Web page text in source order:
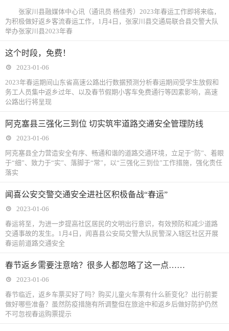
张家川县融媒体中心讯（通讯员 杨佳秀）2023年春运工作即将来临，
为积极做好返乡客流春运工作，1月4日，张家川县交通局联合县交警大队
举办张家川县2023年春
这个时段，免费！
2023-01-06
2023年春运期间山东省高速公路出行数据预测分析春运期间受学生放假和
务工人员集中返乡过年、以及春节假期小客车免费通行等因素影响，高速
公路出行将呈现
阿克塞县三强化三到位 切实筑牢道路交通安全管理防线
2023-01-06
阿克塞县全力营造安全有序、畅通和谐的道路交通环境，立足于“防”、着眼
于“细”、致力于“实”、落脚于“常”，以“三强化三到位”工作措施，强化责任
落实
闻喜公安交警交通安全进社区积极备战“春运”
2023-01-06
春运将至，为进一步提高社区居民的文明出行意识，有效预防和减少道路
交通事故的发生。1月4日，闻喜县公安局交警大队民警深入辖区社区开展
春运前道路交通安全
春节返乡需要注意啥？很多人都忽略了这一点……
2023-01-06
春节临近，返乡车票买好了吗？购买儿童火车票有什么新变化？出行前要
做好哪些准备？虽然防疫措施有所调整但在旅途中和返乡后做好防护仍然
不可忽视春运购票提示